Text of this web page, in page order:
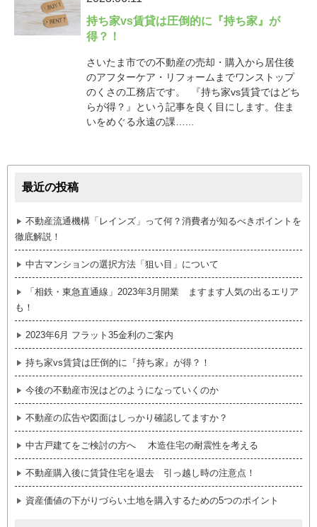
持ち家vs賃貸は圧倒的に『持ち家』が
得？！
さいたま市での不動産の売却・購入から居住後
のアフターケア・リフォームまでワンストップ
のくさの工務店です。 『持ち家vs賃貸ではどち
らが得？』という記事を良く目にします。住ま
いをめぐる永遠の課…...
最近の投稿
不動産流通機構「レインズ」って何？消費者が知るべきポイントを
徹底解説！
中古マンションの選択方法「狙い目」について
「相鉄・東急直通線」2023年3月開業 ますます人気の出るエリア
も！
2023年6月 フラット35金利のご案内
持ち家vs賃貸は圧倒的に『持ち家』が得？！
今後の不動産市況はどのようになっていくのか
不動産の広告や図面はしっかり確認してますか？
中古戸建てをご検討の方へ 木造住宅の耐震性を考える
不動産購入後に賃貸住宅を退去 引っ越し時の注意点！
資産価値の下がりづらい土地を購入するための5つのポイント